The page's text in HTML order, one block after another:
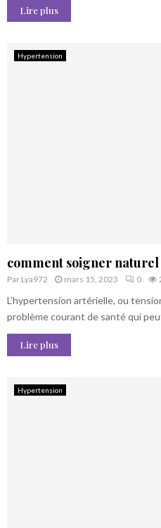
Lire plus
Hypertension
comment soigner naturel
Par Lya972 mars 15, 2023 0
L’hypertension artérielle, ou
problème courant de santé qui
Lire plus
Hypertension